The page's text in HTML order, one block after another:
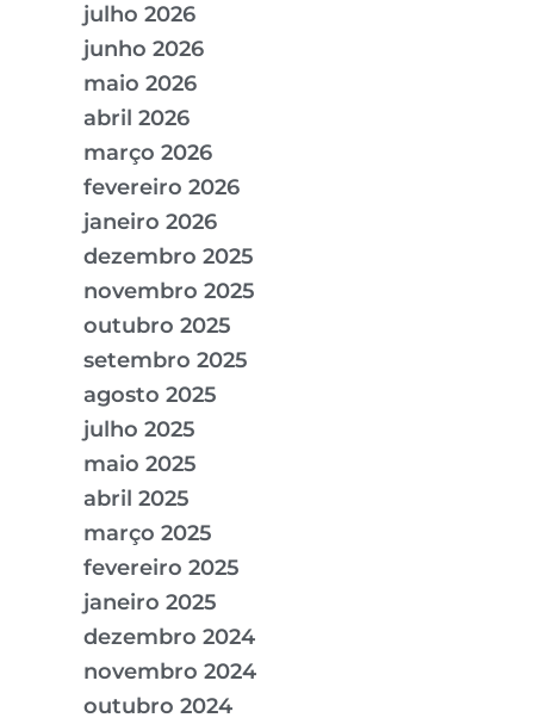
julho 2026
junho 2026
maio 2026
abril 2026
março 2026
fevereiro 2026
janeiro 2026
dezembro 2025
novembro 2025
outubro 2025
setembro 2025
agosto 2025
julho 2025
maio 2025
abril 2025
março 2025
fevereiro 2025
janeiro 2025
dezembro 2024
novembro 2024
outubro 2024